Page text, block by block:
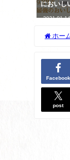
におい
2021-01-
ホー
Facebook
post